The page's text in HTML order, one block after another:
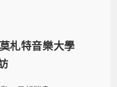
札特音樂大學